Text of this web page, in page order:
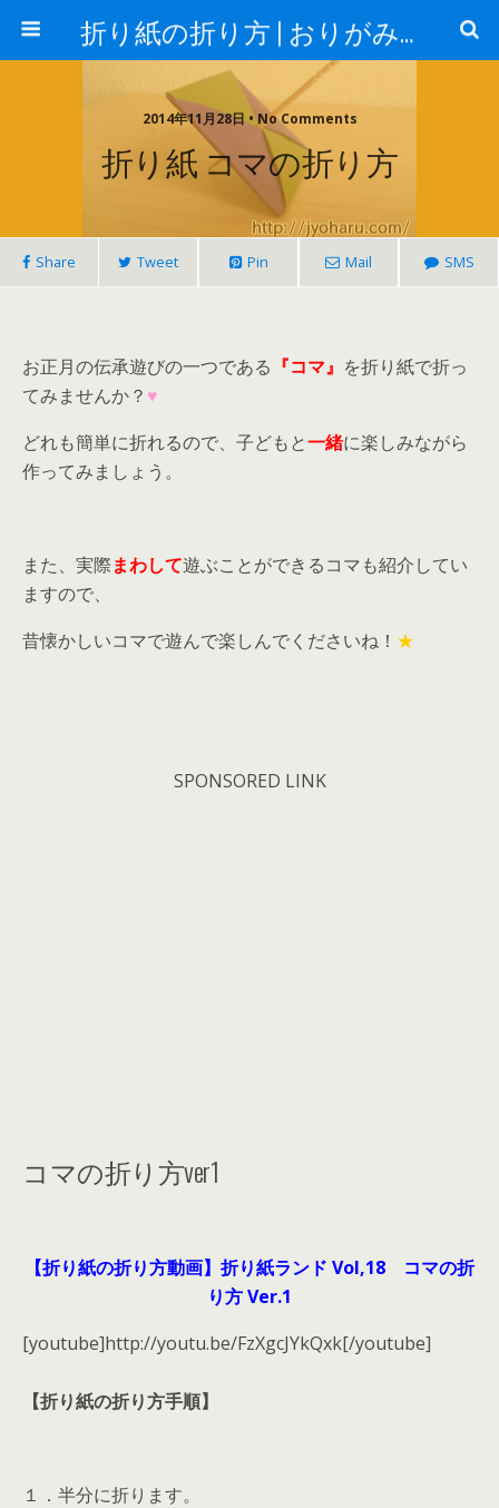
折り紙の折り方 | おりがみランド
2014年11月28日 • No Comments
折り紙 コマの折り方
Share Tweet Pin Mail SMS
お正月の伝承遊びの一つである 『コマ』 を折り紙で折っ
てみませんか？ ♥
どれも簡単に折れるので、子どもと一緒に楽しみながら
作ってみましょう。
また、実際まわして遊ぶことができるコマも紹介してい
ますので、
昔懐かしいコマで遊んで楽しんでくださいね！ ★
SPONSORED LINK
コマの折り方ver1
【折り紙の折り方動画】折り紙ランド Vol,18 コマの折
り方 Ver.1
[youtube]http://youtu.be/FzXgcJYkQxk[/youtube]
【折り紙の折り方手順】
１．半分に折ります。